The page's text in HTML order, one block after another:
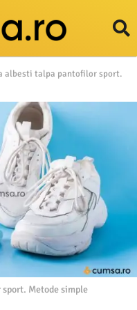
albesti talpa pantofilor sport.
Metode simple